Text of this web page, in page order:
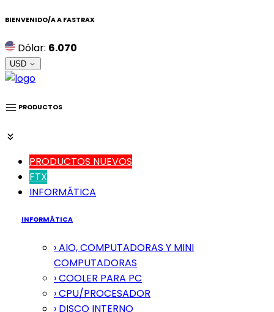
BIENVENIDO/A A FASTRAX
Dólar: 6.070
USD
PRODUCTOS
PRODUCTOS NUEVOS
FTX
INFORMÁTICA
INFORMÁTICA
› AIO, COMPUTADORAS Y MINI
COMPUTADORAS
› COOLER PARA PC
› CPU/PROCESADOR
› DISCO INTERNO